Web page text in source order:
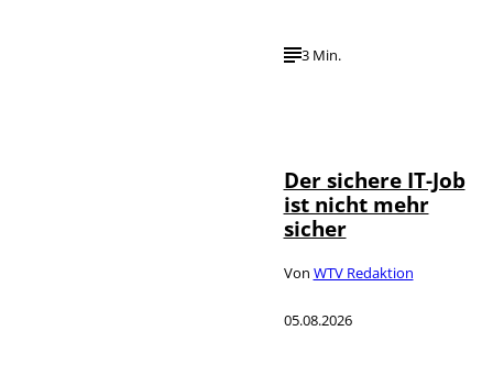
3 Min.
Der sichere IT-Job
ist nicht mehr
sicher
Von WTV Redaktion
05.08.2026